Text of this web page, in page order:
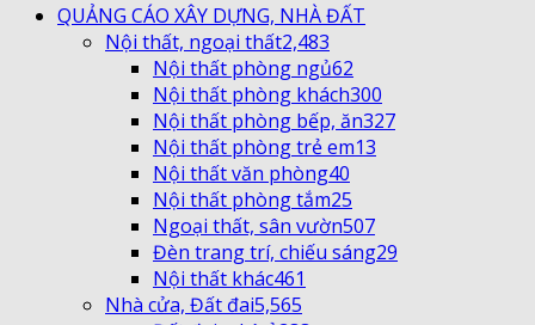
QUẢNG CÁO XÂY DỰNG, NHÀ ĐẤT
Nội thất, ngoại thất2,483
Nội thất phòng ngủ62
Nội thất phòng khách300
Nội thất phòng bếp, ăn327
Nội thất phòng trẻ em13
Nội thất văn phòng40
Nội thất phòng tắm25
Ngoại thất, sân vườn507
Đèn trang trí, chiếu sáng29
Nội thất khác461
Nhà cửa, Đất đai5,565